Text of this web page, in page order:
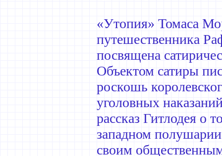
«Утопия» Томаса
путешественника
посвящена
Объектом сатиры
роскошь
уголовных
рассказ Гитлодея о
западном
своим